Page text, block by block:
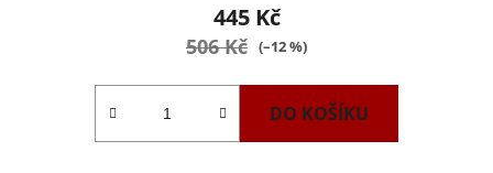
445 Kč
506 Kč (–12 %)
DO KOŠÍKU